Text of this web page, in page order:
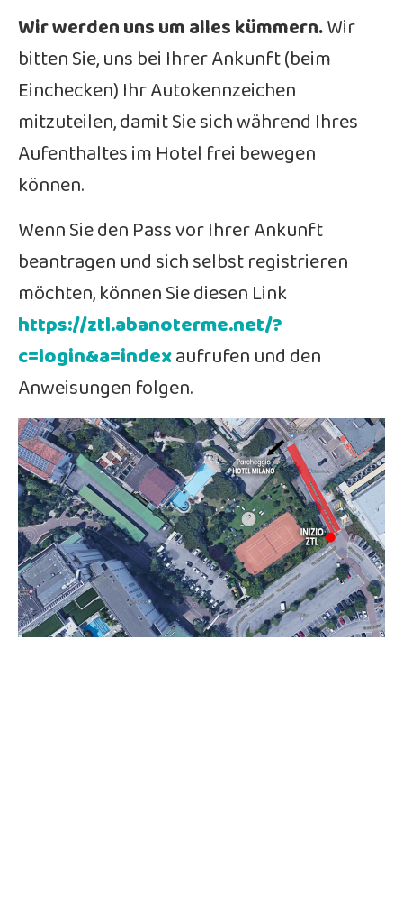
Wir werden uns um alles kümmern.Wir
bitten Sie, uns bei Ihrer Ankunft (beim
Einchecken) Ihr Autokennzeichen
mitzuteilen, damit Sie sich während Ihres
Aufenthaltes im Hotel frei bewegen
können.
Wenn Sie den Pass vor Ihrer Ankunft
beantragen und sich selbst registrieren
möchten, können Sie diesen Link
https://ztl.abanoterme.net/?
c=login&a=indexaufrufen und den
Anweisungen folgen.